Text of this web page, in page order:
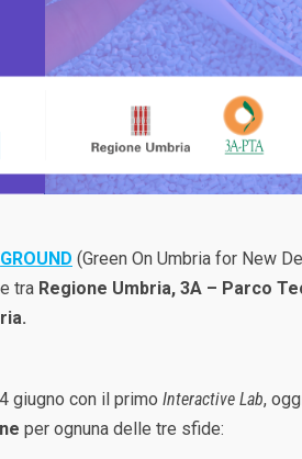
GROUND (Green On Umbria for New
tra Regione Umbria, 3A – Parco
giugno con il primo Interactive Lab,
per ognuna delle tre sfide: